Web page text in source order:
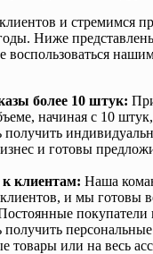
и стремимся
Ниже
воспользоваться
более 10 штук:
начиная с 10
получить
и готовы
клиентам: Наша
и мы готовы
получить
товары или на весь